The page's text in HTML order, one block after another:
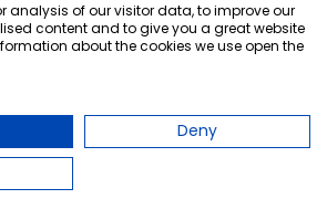
analysis of our visitor data, to improve our
content and to give you a great website
about the cookies we use open the
Deny